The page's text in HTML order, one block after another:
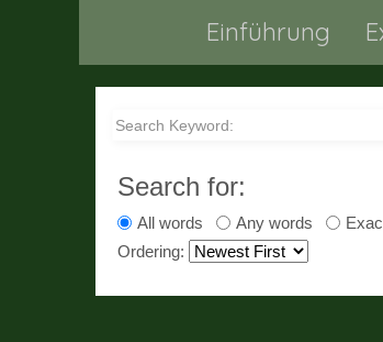
Einführung
Search for:
All words Any words
Ordering: